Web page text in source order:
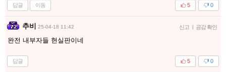
답글 이동 0
5
추비 25-04-18 11:42 신고 | 공감 확인
완전 내부자들 현실판이네
답글 0
5